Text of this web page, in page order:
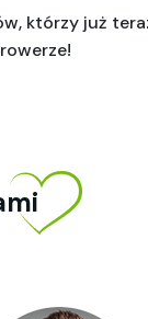
którzy już